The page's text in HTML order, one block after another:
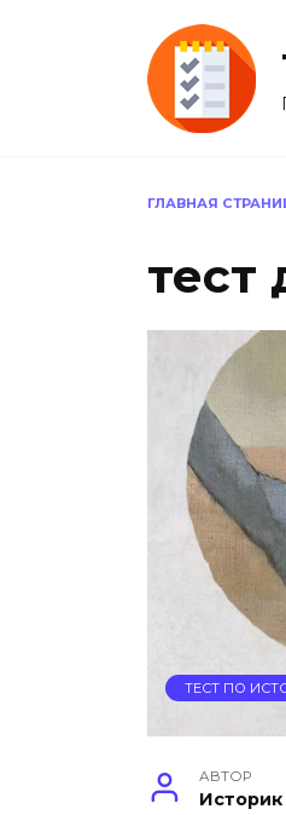
ГЛАВНАЯ
тест
ТЕСТ ПО
АВТОР
Историк